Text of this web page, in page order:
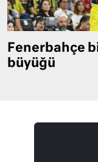
Fenerbahçe
büyüğü